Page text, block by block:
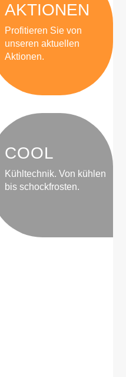
AKTIONEN
Profitieren Sie von
unseren aktuellen
Aktionen.
COOL
Kühltechnik. Von kühlen
bis schockfrosten.